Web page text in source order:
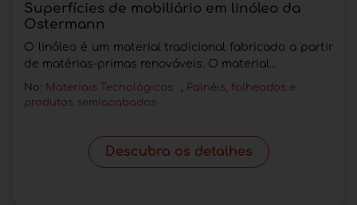
Superfícies de mobiliário em linóleo da
Ostermann
O linóleo é um material tradicional fabricado a partir
de matérias-primas renováveis. O material...
No: Materiais Tecnológicos , Painéis, folheados e
produtos semiacabados
Descubra os detalhes